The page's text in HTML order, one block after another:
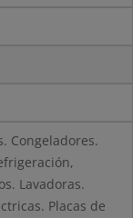
Congeladores.
Lavadoras.
Placas de